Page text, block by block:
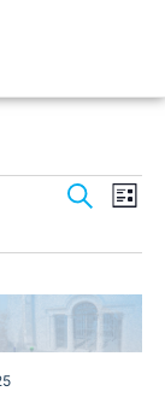
de
e
Pesquisar
de
Lista